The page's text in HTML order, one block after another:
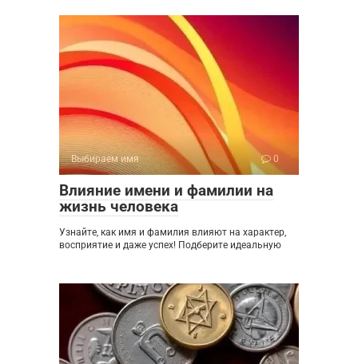
Выбираем имя 0
Влияние имени и фамилии на
жизнь человека
Узнайте, как имя и фамилия влияют на характер,
восприятие и даже успех! Подберите идеальную